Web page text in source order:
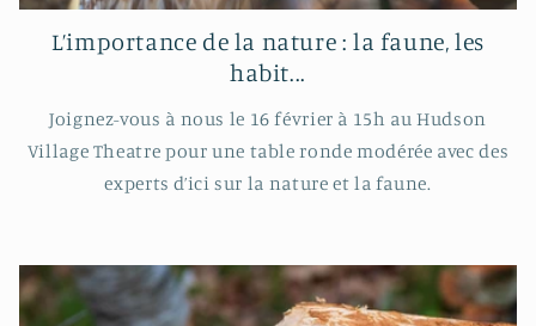
L’importance de la nature : la faune, les
habit...
Joignez-vous à nous le 16 février à 15h au Hudson
Village Theatre pour une table ronde modérée avec des
experts d’ici sur la nature et la faune.